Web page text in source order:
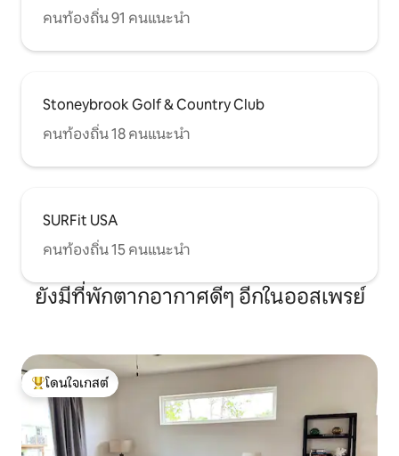
คนท้องถิ่น 91 คนแนะนำ
Stoneybrook Golf & Country Club
คนท้องถิ่น 18 คนแนะนำ
SURFit USA
คนท้องถิ่น 15 คนแนะนำ
ยังมีที่พักตากอากาศดีๆ อีกในออสเพรย์
โดนใจเกสต์ที่สุด
โดนใจเกสต์